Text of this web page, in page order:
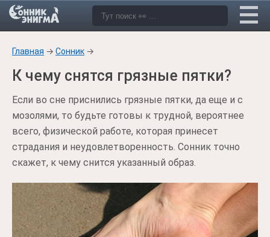
Главная → Сонник →
К чему снятся грязные пятки?
Если во сне приснились грязные пятки, да еще и с
мозолями, то будьте готовы к трудной, вероятнее
всего, физической работе, которая принесет
страдания и неудовлетворенность. Сонник точно
скажет, к чему снится указанный образ.